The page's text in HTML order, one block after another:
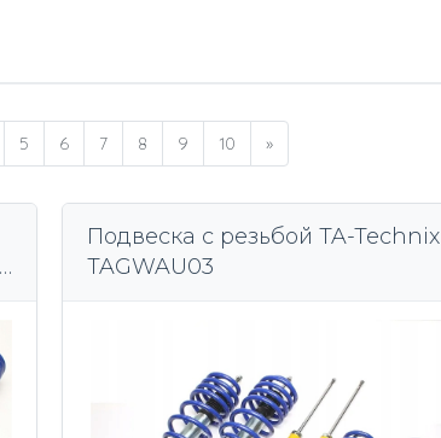
5 6 7 8 9 10 »
Подвеска с резьбой TA-Technix
TAGWAU03